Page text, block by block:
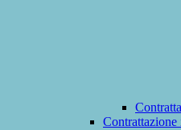
Contrattazione